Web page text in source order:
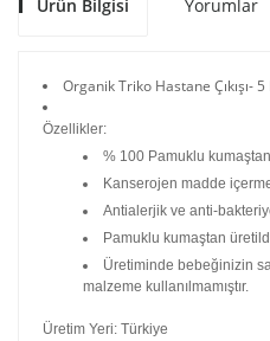
Ürün Bilgisi Yorumlar
Organik Triko Hastane Çıkışı- 5
Özellikler:
% 100 Pamuklu
Kanserojen madde
Antialerjik ve anti-
Pamuklu kumaştan
Üretiminde bebeğinizin
malzeme kullanılmamıştır.
Üretim Yeri: Türkiye